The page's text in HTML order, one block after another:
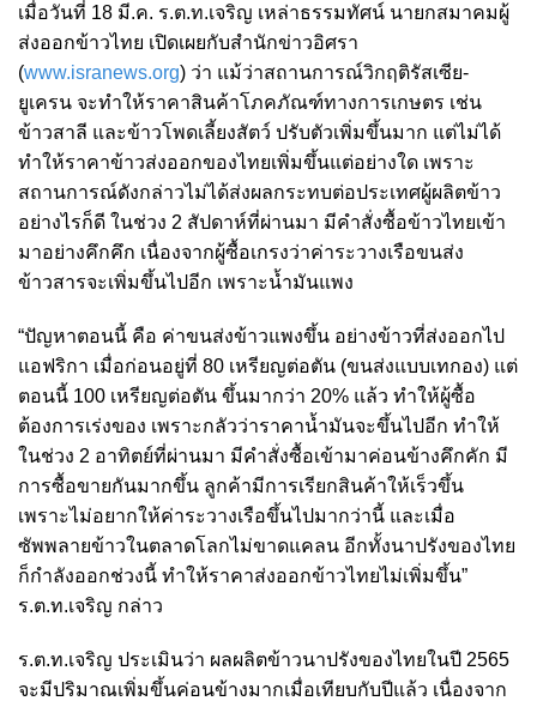
เมื่อวันที่ 18 มี.ค. ร.ต.ท.เจริญ เหล่าธรรมทัศน์ นายกสมาคมผู้
ส่งออกข้าวไทย เปิดเผยกับสำนักข่าวอิศรา
(www.isranews.org) ว่า แม้ว่าสถานการณ์วิกฤติรัสเซีย-
ยูเครน จะทำให้ราคาสินค้าโภคภัณฑ์ทางการเกษตร เช่น
ข้าวสาลี และข้าวโพดเลี้ยงสัตว์ ปรับตัวเพิ่มขึ้นมาก แต่ไม่ได้
ทำให้ราคาข้าวส่งออกของไทยเพิ่มขึ้นแต่อย่างใด เพราะ
สถานการณ์ดังกล่าวไม่ได้ส่งผลกระทบต่อประเทศผู้ผลิตข้าว
อย่างไรก็ดี ในช่วง 2 สัปดาห์ที่ผ่านมา มีคำสั่งซื้อข้าวไทยเข้า
มาอย่างคึกคึก เนื่องจากผู้ซื้อเกรงว่าค่าระวางเรือขนส่ง
ข้าวสารจะเพิ่มขึ้นไปอีก เพราะน้ำมันแพง
“ปัญหาตอนนี้ คือ ค่าขนส่งข้าวแพงขึ้น อย่างข้าวที่ส่งออกไป
แอฟริกา เมื่อก่อนอยู่ที่ 80 เหรียญต่อตัน (ขนส่งแบบเทกอง) แต่
ตอนนี้ 100 เหรียญต่อตัน ขึ้นมากว่า 20% แล้ว ทำให้ผู้ซื้อ
ต้องการเร่งของ เพราะกลัวว่าราคาน้ำมันจะขึ้นไปอีก ทำให้
ในช่วง 2 อาทิตย์ที่ผ่านมา มีคำสั่งซื้อเข้ามาค่อนข้างคึกคัก มี
การซื้อขายกันมากขึ้น ลูกค้ามีการเรียกสินค้าให้เร็วขึ้น
เพราะไม่อยากให้ค่าระวางเรือขึ้นไปมากว่านี้ และเมื่อ
ซัพพลายข้าวในตลาดโลกไม่ขาดแคลน อีกทั้งนาปรังของไทย
ก็กำลังออกช่วงนี้ ทำให้ราคาส่งออกข้าวไทยไม่เพิ่มขึ้น”
ร.ต.ท.เจริญ กล่าว
ร.ต.ท.เจริญ ประเมินว่า ผลผลิตข้าวนาปรังของไทยในปี 2565
จะมีปริมาณเพิ่มขึ้นค่อนข้างมากเมื่อเทียบกับปีแล้ว เนื่องจาก